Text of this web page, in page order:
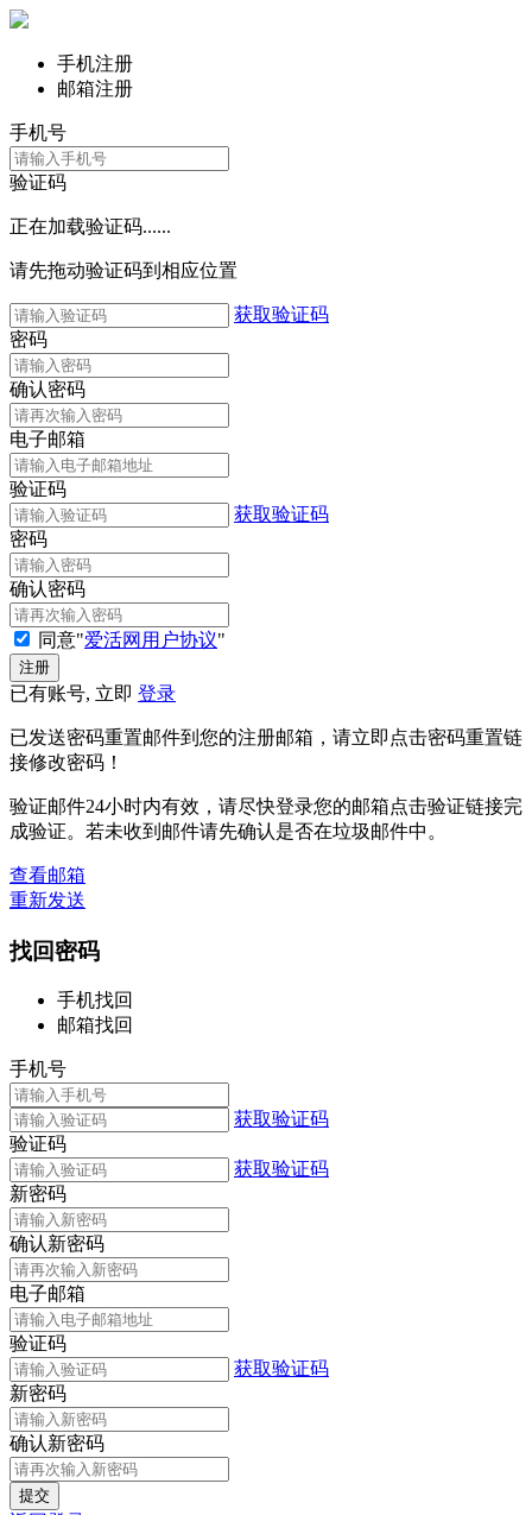
手机注册
邮箱注册
手机号
验证码
正在加载验证码......
请先拖动验证码到相应位置
获取验证码
密码
确认密码
电子邮箱
验证码
获取验证码
密码
确认密码
同意"爱活网用户协议"
已有账号, 立即 登录
已发送密码重置邮件到您的注册邮箱，请立即点击密码重置链
接修改密码！
验证邮件24小时内有效，请尽快登录您的邮箱点击验证链接完
成验证。若未收到邮件请先确认是否在垃圾邮件中。
查看邮箱
重新发送
找回密码
手机找回
邮箱找回
手机号
获取验证码
验证码
获取验证码
新密码
确认新密码
电子邮箱
验证码
获取验证码
新密码
确认新密码